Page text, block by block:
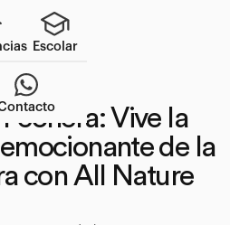
Escolar
Vive la
de la
con All Nature